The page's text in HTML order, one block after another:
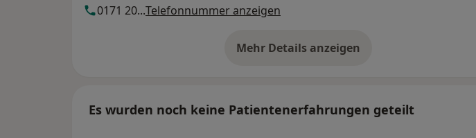
0171 20...Telefonnummer anzeigen
Mehr Details anzeigen
über die Adresse
Es wurden noch keine Patientenerfahrungen geteilt